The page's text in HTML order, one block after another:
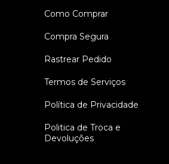
Como Comprar
Compra Segura
Rastrear Pedido
Termos de Serviços
Política de Privacidade
Politica de Troca e
Devoluções